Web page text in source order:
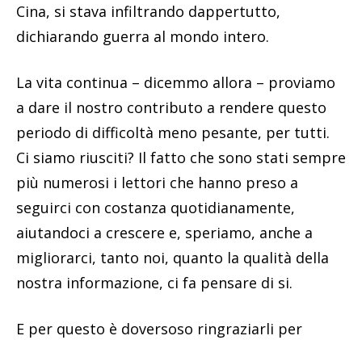
Cina, si stava infiltrando dappertutto,
dichiarando guerra al mondo intero.
La vita continua – dicemmo allora – proviamo
a dare il nostro contributo a rendere questo
periodo di difficoltà meno pesante, per tutti.
Ci siamo riusciti? Il fatto che sono stati sempre
più numerosi i lettori che hanno preso a
seguirci con costanza quotidianamente,
aiutandoci a crescere e, speriamo, anche a
migliorarci, tanto noi, quanto la qualità della
nostra informazione, ci fa pensare di si.
E per questo è doversoso ringraziarli per